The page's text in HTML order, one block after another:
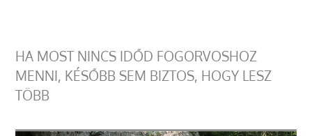
HA MOST NINCS IDŐD FOGORVOSHOZ
MENNI, KÉSŐBB SEM BIZTOS, HOGY LESZ
TÖBB